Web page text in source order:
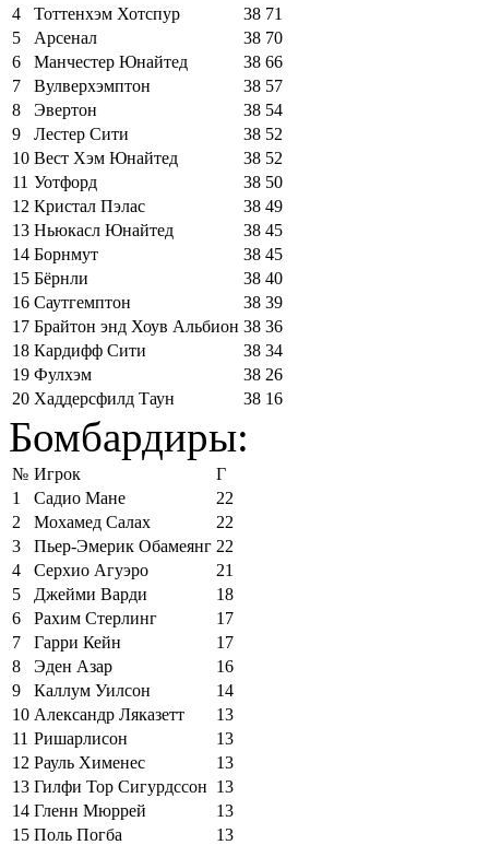
4
Тоттенхэм Хотспур 38 71
5
Арсенал 38 70
6
Манчестер Юнайтед 38 66
7
Вулверхэмптон 38 57
8
Эвертон 38 54
9
Лестер Сити 38 52
10 Вест Хэм Юнайтед 38 52
11 Уотфорд 38 50
12 Кристал Пэлас 38 49
13 Ньюкасл Юнайтед 38 45
14 Борнмут 38 45
15 Бёрнли 38 40
16 Саутгемптон 38 39
17 Брайтон энд Хоув Альбион 38 36
18 Кардифф Сити 38 34
19 Фулхэм 38 26
20 Хаддерсфилд Таун 38 16
Бомбардиры:
№ Игрок
Г
1
Садио Мане
22
2
Мохамед Салах
22
3
Пьер-Эмерик Обамеянг 22
4
Серхио Агуэро
21
5
Джейми Варди
18
6
Рахим Стерлинг
17
7
Гарри Кейн
17
8
Эден Азар
16
9
Каллум Уилсон
14
10 Александр Ляказетт
13
11 Ришарлисон
13
12 Рауль Хименес
13
13 Гилфи Тор Сигурдссон 13
14 Гленн Мюррей
13
15 Поль Погба 13